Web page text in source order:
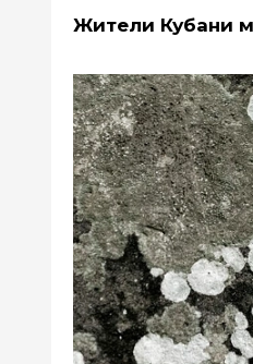
Жители Кубани